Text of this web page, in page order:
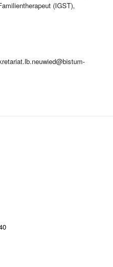
(IGST),